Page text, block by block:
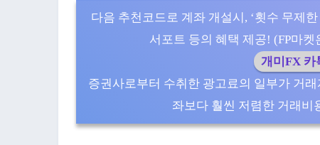
다음 추천코드로 계좌 개설시, ‘횟수 무제
서포트 등의 혜택 제공! (FP마
개미FX 카
증권사로부터 수취한 광고료의 일부가 거
좌보다 훨씬 저렴한 거래비